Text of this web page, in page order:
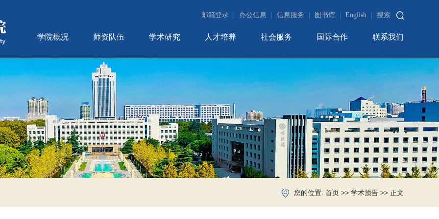
邮箱登录 办公信息 信息服务 图书馆 English 搜索
学院概况 师资队伍 学术研究 人才培养 社会服务 国际合作 联系我们
您的位置: 首页 >> 学术预告 >> 正文